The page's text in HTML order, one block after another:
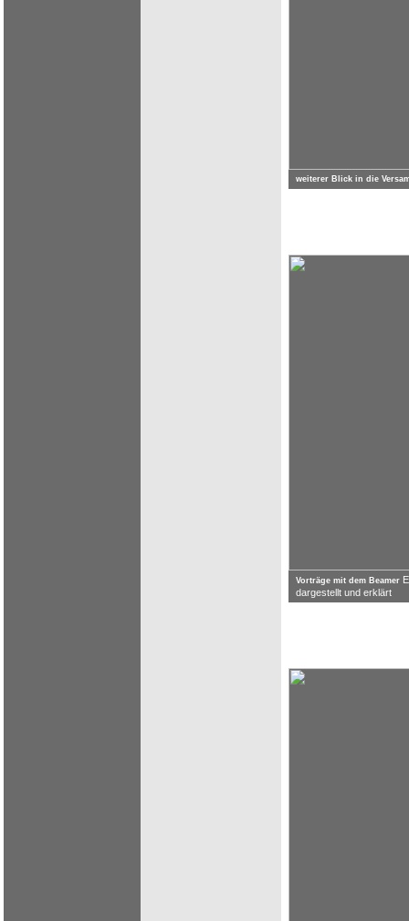
weiterer Blick in die
Vorträge mit dem Beamer
dargestellt und erklärt